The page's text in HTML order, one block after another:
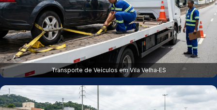
Transporte de Veículos em Vila Velha‑ES